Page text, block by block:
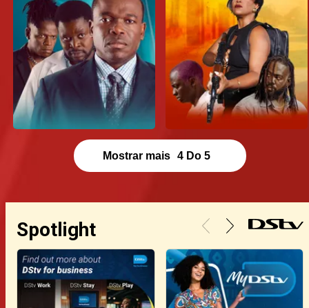
Mostrar mais 4 Do 5
Spotlight